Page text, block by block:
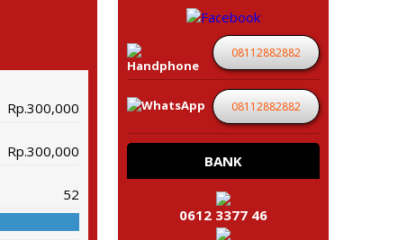
Rp.300,000
Rp.300,000
52
08112882882
08112882882
BANK
0612 3377 46